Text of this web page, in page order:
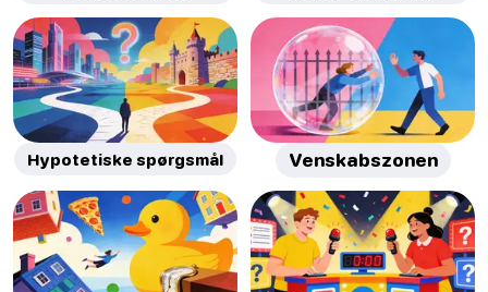
Hypotetiske spørgsmål Venskabszonen